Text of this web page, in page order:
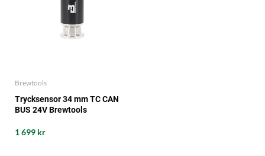
Brewtools
Trycksensor 34 mm TC CAN
BUS 24V Brewtools
1 699 kr